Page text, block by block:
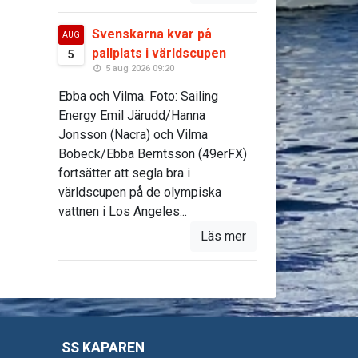
AUG
5
Svenskarna kvar på
pallplats i världscupen
5 aug 2026 09:20
Ebba och Vilma. Foto: Sailing
Energy Emil Järudd/Hanna
Jonsson (Nacra) och Vilma
Bobeck/Ebba Berntsson (49erFX)
fortsätter att segla bra i
världscupen på de olympiska
vattnen i Los Angeles...
Läs mer
SS KAPAREN